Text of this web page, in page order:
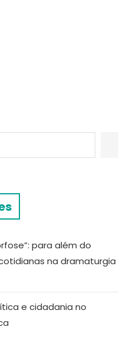
para além do
na dramaturgia
e cidadania no